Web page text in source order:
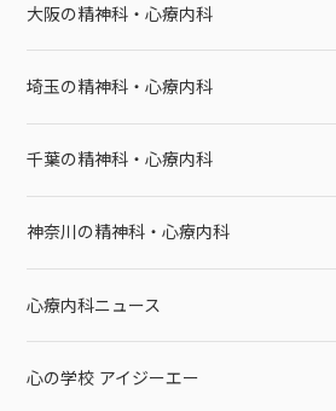
大阪の精神科・心療内科
埼玉の精神科・心療内科
千葉の精神科・心療内科
神奈川の精神科・心療内科
心療内科ニュース
心の学校 アイジーエー